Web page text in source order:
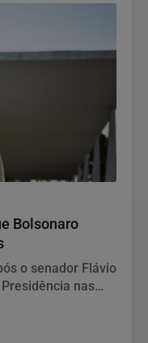
Bolsonaro
o senador Flávio
nas
pai.